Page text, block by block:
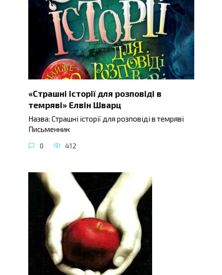
«Страшні історії для розповіді в
темряві» Елвін Шварц
Назва: Страшні історії для розповіді в темряві
Письменник
0 412